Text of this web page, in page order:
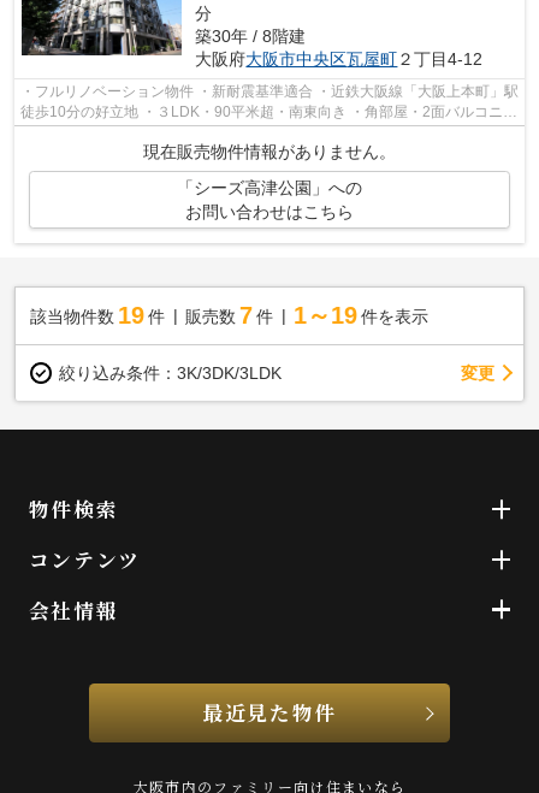
分
築30年 / 8階建
大阪府大阪市中央区瓦屋町２丁目4-12
・フルリノベーション物件 ・新耐震基準適合 ・近鉄大阪線「大阪上本町」駅
徒歩10分の好立地 ・３LDK・90平米超・南東向き ・角部屋・2面バルコニ
現在販売物件情報がありません。
「シーズ高津公園」への
お問い合わせはこちら
該当物件数 19件 販売数 7 件 1～19 件を表示
絞り込み条件： 3K/3DK/3LDK 変更
物件検索
コンテンツ
会社情報
最近見た物件
大阪市内のファミリー向け住まいなら